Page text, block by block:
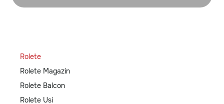
Rolete
Rolete Magazin
Rolete Balcon
Rolete Usi